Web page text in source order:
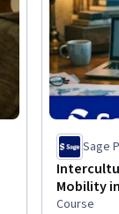
Sage
Mobility
Course